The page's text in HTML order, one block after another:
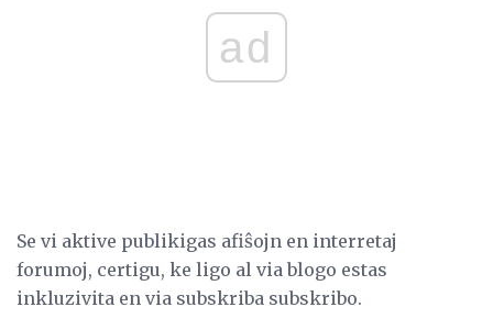
ad
Se vi aktive publikigas afiŝojn en interretaj
forumoj, certigu, ke ligo al via blogo estas
inkluzivita en via subskriba subskribo.